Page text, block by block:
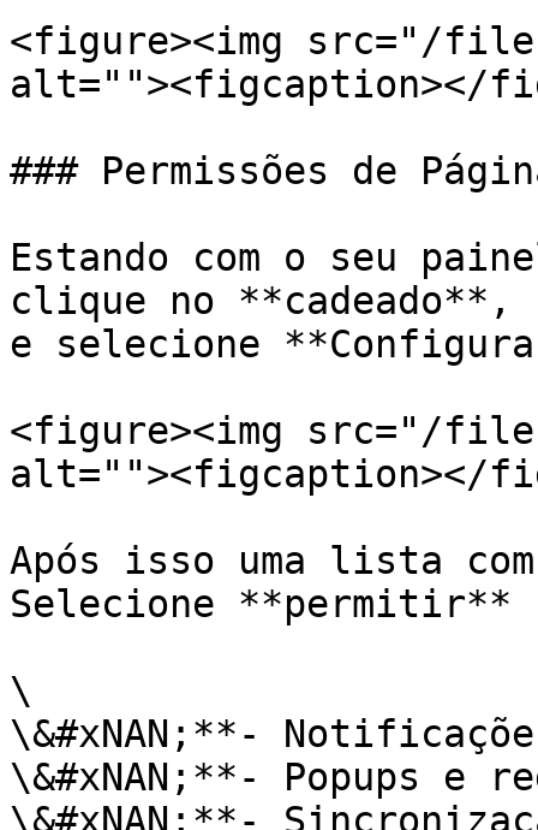
<figure><img src="/files/
alt=""><figcaption></
### Permissões de
Estando com o seu
clique no **cadeado**,
e selecione
<figure><img src="/files/
alt=""><figcaption></
Após isso uma lista
Selecione **permitir**
\
\&#xNAN;**-
\&#xNAN;**- Popups e
\&#xNAN;**-